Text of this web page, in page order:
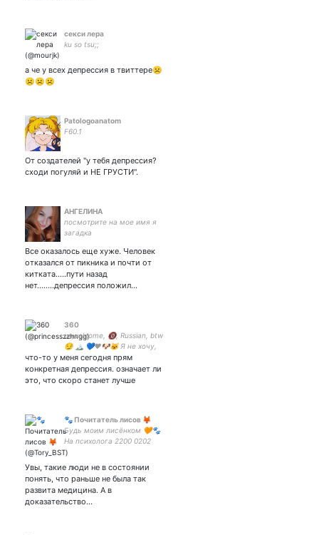
секси лера
ku so tsu;;
а че у всех депрессия в твиттере☹
☹☹☹
Patologoanatom
F60.1
От создателей "у тебя депрессия?
сходи погуляй и НЕ ГРУСТИ".
АНГЕЛИНА
посмотрите на мое имя я
загадка
Все оказалось еще хуже. Человек
отказался от пикника и почти от
китката.....пути назад
нет........депрессия положил…
360
unwelcome, 🔞, Russian, btw
😏 🏔️ 💙❤️🐶🐱 Я не хочу,
чтобы сяо Шу жил в моем
сердце. Я хочу, чтобы он
жил в этом мире.
что-то у меня сегодня прям
конкретная депрессия. означает ли
это, что скоро станет лучше
🐾 Почитатель лисов 🦊
Будь моим лисëнком 🧡🐾
На психолога 2200 0202
1459 6860 (ну, а вдруг
Увы, такие люди не в состоянии
понять, что раньше не была так
развита медицина. А в
доказательство…